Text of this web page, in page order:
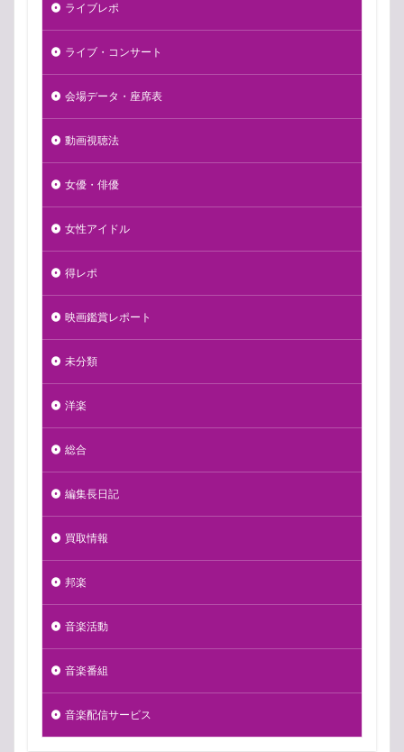
ライブレポ
ライブ・コンサート
会場データ・座席表
動画視聴法
女優・俳優
女性アイドル
得レポ
映画鑑賞レポート
未分類
洋楽
総合
編集長日記
買取情報
邦楽
音楽活動
音楽番組
音楽配信サービス